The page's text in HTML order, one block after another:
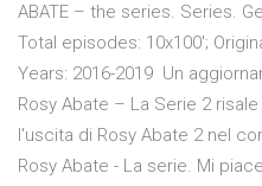
ABATE – the series. Series.
Total episodes: 10x100';
Years: 2016-2019 Un
Rosy Abate – La Serie 2
l'uscita di Rosy Abate 2 nel
Rosy Abate - La serie. Mi